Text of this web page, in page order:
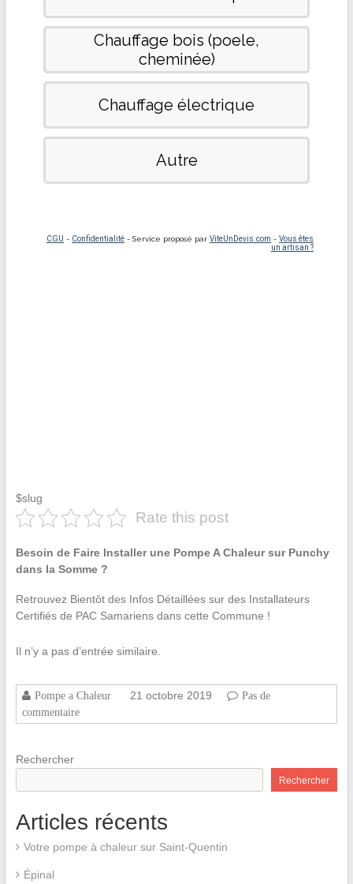
$slug
Rate this post
Besoin de Faire Installer une Pompe A Chaleur sur Punchy
dans la Somme ?
Retrouvez Bientôt des Infos Détaillées sur des Installateurs
Certifiés de PAC Samariens dans cette Commune !
Il n’y a pas d’entrée similaire.
Pompe a Chaleur 21 octobre 2019
Pas de
commentaire
Rechercher
Rechercher
Articles récents
Votre pompe à chaleur sur Saint-Quentin
Épinal